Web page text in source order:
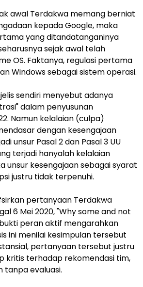
awal Terdakwa memang berniat
kepada Google, maka
yang ditandatanganinya
sejak awal telah
OS. Faktanya, regulasi pertama
Windows sebagai sistem operasi.
sendiri menyebut adanya
dalam penyusunan
Namun kelalaian (culpa)
dengan kesengajaan
unsur Pasal 2 dan Pasal 3 UU
terjadi hanyalah kelalaian
unsur kesengajaan sebagai syarat
justru tidak terpenuhi.
pertanyaan Terdakwa
6 Mei 2020, "Why some and not
peran aktif mengarahkan
ini menilai kesimpulan tersebut
pertanyaan tersebut justru
kritis terhadap rekomendasi tim,
tanpa evaluasi.